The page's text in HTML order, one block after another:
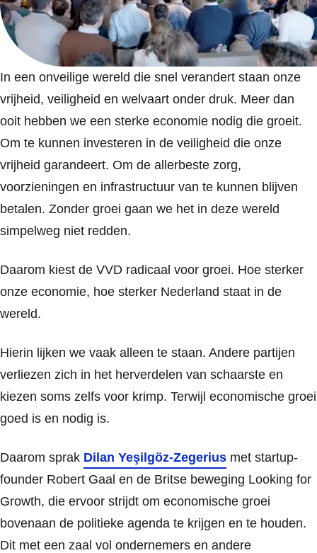
In een onveilige wereld die snel verandert staan onze
vrijheid, veiligheid en welvaart onder druk. Meer dan
ooit hebben we een sterke economie nodig die groeit.
Om te kunnen investeren in de veiligheid die onze
vrijheid garandeert. Om de allerbeste zorg,
voorzieningen en infrastructuur van te kunnen blijven
betalen. Zonder groei gaan we het in deze wereld
simpelweg niet redden.
Daarom kiest de VVD radicaal voor groei. Hoe sterker
onze economie, hoe sterker Nederland staat in de
wereld.
Hierin lijken we vaak alleen te staan. Andere partijen
verliezen zich in het herverdelen van schaarste en
kiezen soms zelfs voor krimp. Terwijl economische groei
goed is en nodig is.
Daarom sprak Dilan Yeşilgöz-Zegerius met startup-
founder Robert Gaal en de Britse beweging Looking for
Growth, die ervoor strijdt om economische groei
bovenaan de politieke agenda te krijgen en te houden.
Dit met een zaal vol ondernemers en andere